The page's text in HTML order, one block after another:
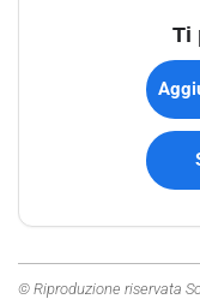
Ti
© Riproduzione riservata